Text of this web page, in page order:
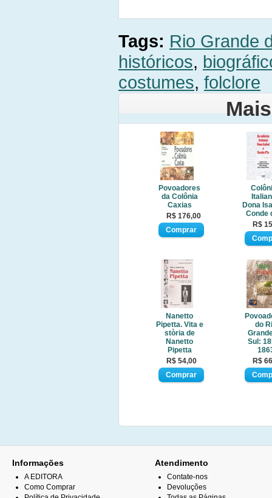
Tags: Rio Grande
históricos,
costumes, folclore
Povoadores
da Colônia
Caxias
R$ 176,00
Dona
Conde
R$
Nanetto
Pipetta. Vita e
stòria de
Nanetto
Pipetta
R$ 54,00
do
Sul:
R$
Informações
A EDITORA
Como Comprar
Atendimento
Contate-nos
Devoluções